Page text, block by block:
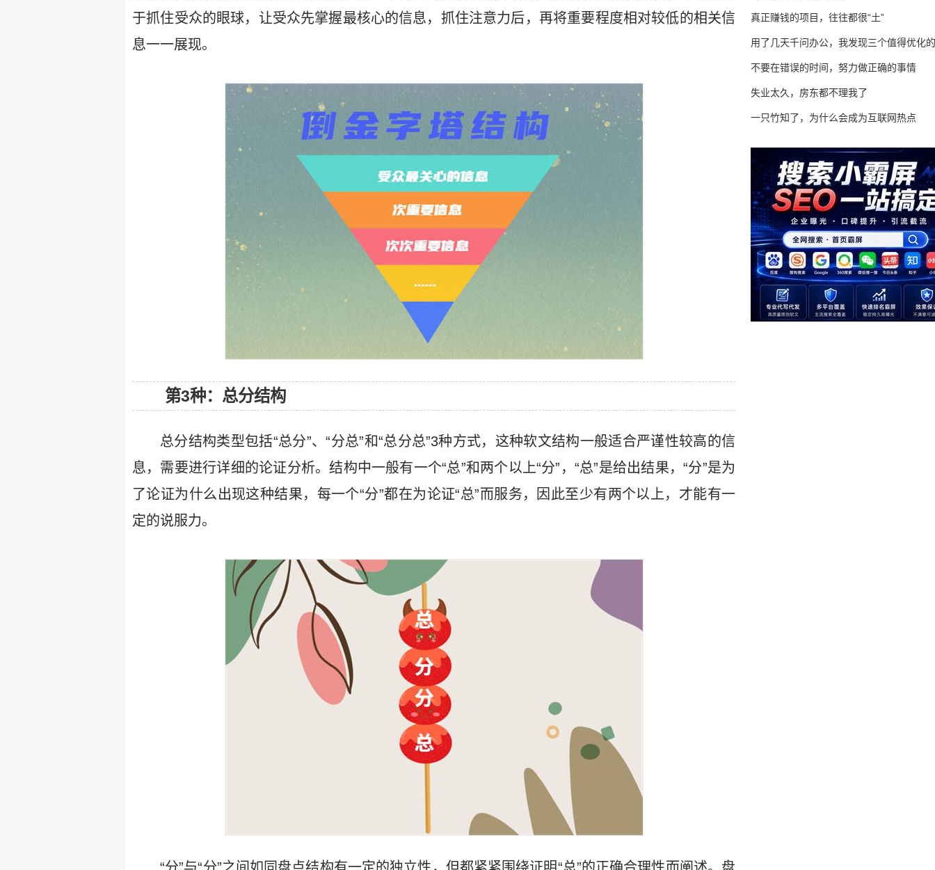
于抓住受众的眼球，让受众先掌握最核心的信息，抓住注意力后，再将重要程度相对较低的相关信
息一一展现。
第3种：总分结构
总分结构类型包括“总分”、“分总”和“总分总”3种方式，这种软文结构一般适合严谨性较高的信
息，需要进行详细的论证分析。结构中一般有一个“总”和两个以上“分”，“总”是给出结果，“分”是为
了论证为什么出现这种结果，每一个“分”都在为论证“总”而服务，因此至少有两个以上，才能有一
定的说服力。
真正赚钱的项目，往往都很“土”
用了几天千问办公，我发现三个值得优化
不要在错误的时间，努力做正确的事情
失业太久，房东都不理我了
一只竹知了，为什么会成为互联网热点